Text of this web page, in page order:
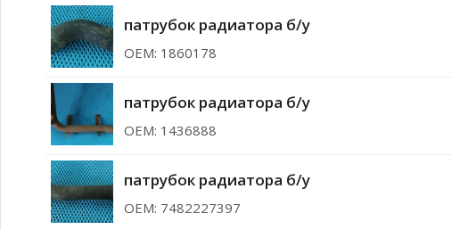
патрубок радиатора б/у
ОЕМ: 1860178
патрубок радиатора б/у
ОЕМ: 1436888
патрубок радиатора б/у
ОЕМ: 7482227397